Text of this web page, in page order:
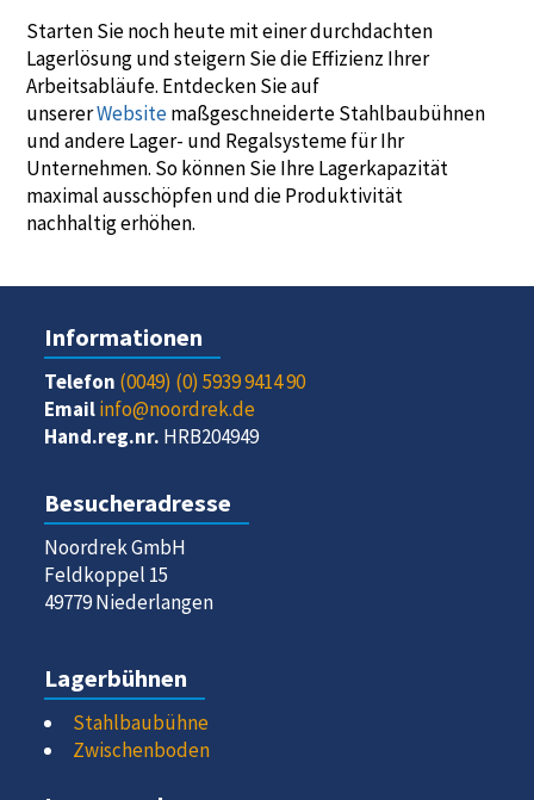
Starten Sie noch heute mit einer durchdachten
Lagerlösung und steigern Sie die Effizienz Ihrer
Arbeitsabläufe. Entdecken Sie auf
unsererWebsitemaßgeschneiderte Stahlbaubühnen
und andere Lager- und Regalsysteme für Ihr
Unternehmen. So können Sie Ihre Lagerkapazität
maximal ausschöpfen und die Produktivität
nachhaltig erhöhen.
Informationen
Telefon (0049) (0) 5939 9414 90
Emailinfo@noordrek.de
Hand.reg.nr. HRB204949
Besucheradresse
Noordrek GmbH
Feldkoppel 15
49779 Niederlangen
Lagerbühnen
Stahlbaubühne
Zwischenboden